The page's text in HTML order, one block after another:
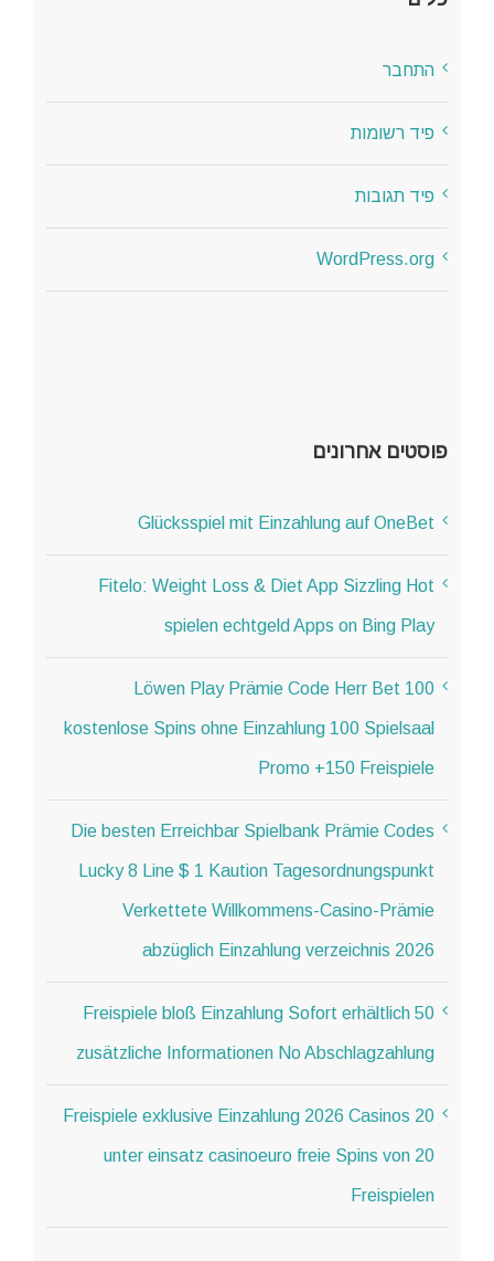
התחבר
פיד רשומות
פיד תגובות
WordPress.org
פוסטים אחרונים
Glücksspiel mit Einzahlung auf OneBet
Fitelo: Weight Loss & Diet App Sizzling Hot
spielen echtgeld Apps on Bing Play
Löwen Play Prämie Code Herr Bet 100
kostenlose Spins ohne Einzahlung 100 Spielsaal
Promo +150 Freispiele
Die besten Erreichbar Spielbank Prämie Codes
Lucky 8 Line $ 1 Kaution Tagesordnungspunkt
Verkettete Willkommens-Casino-Prämie
abzüglich Einzahlung verzeichnis 2026
50 Freispiele bloß Einzahlung Sofort erhältlich
zusätzliche Informationen No Abschlagzahlung
20 Freispiele exklusive Einzahlung 2026 Casinos
unter einsatz casinoeuro freie Spins von 20
Freispielen